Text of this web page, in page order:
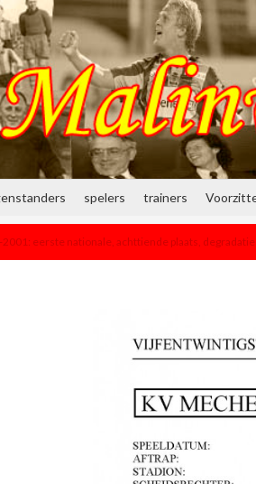
spelers trainers
eerste nationale, achttiende plaats, degradatie